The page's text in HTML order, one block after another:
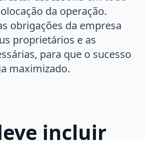
da operação.
obrigações da empresa
proprietários e as
para que o sucesso
maximizado.
incluir